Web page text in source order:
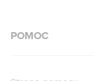
POMOC